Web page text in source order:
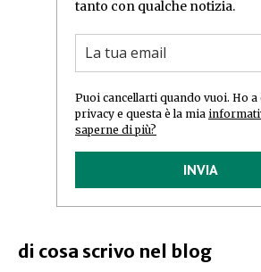
tanto con qualche notizia.
Puoi cancellarti quando vuoi. Ho a
privacy e questa è la mia
saperne di più?
INVIA
di cosa scrivo nel blog